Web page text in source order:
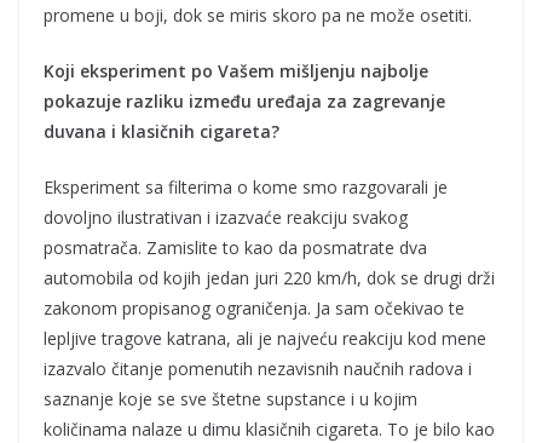
promene u boji, dok se miris skoro pa ne može osetiti.
Koji eksperiment po Vašem mišljenju najbolje
pokazuje razliku između uređaja za zagrevanje
duvana i klasičnih cigareta?
Eksperiment sa filterima o kome smo razgovarali je
dovoljno ilustrativan i izazvaće reakciju svakog
posmatrača. Zamislite to kao da posmatrate dva
automobila od kojih jedan juri 220 km/h, dok se drugi drži
zakonom propisanog ograničenja. Ja sam očekivao te
lepljive tragove katrana, ali je najveću reakciju kod mene
izazvalo čitanje pomenutih nezavisnih naučnih radova i
saznanje koje se sve štetne supstance i u kojim
količinama nalaze u dimu klasičnih cigareta. To je bilo kao